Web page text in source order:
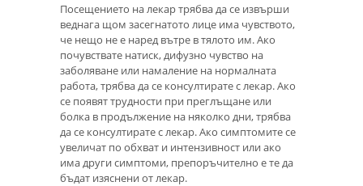
Посещението на лекар трябва да се извърши
веднага щом засегнатото лице има чувството,
че нещо не е наред вътре в тялото им. Ако
почувствате натиск, дифузно чувство на
заболяване или намаление на нормалната
работа, трябва да се консултирате с лекар. Ако
се появят трудности при преглъщане или
болка в продължение на няколко дни, трябва
да се консултирате с лекар. Ако симптомите се
увеличат по обхват и интензивност или ако
има други симптоми, препоръчително е те да
бъдат изяснени от лекар.